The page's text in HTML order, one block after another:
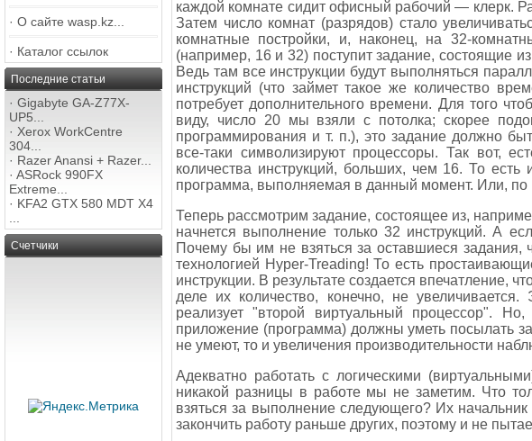
· О сайте wasp.kz...
· Каталог ссылок
Последние статьи
· Gigabyte GA-Z77X-
UP5...
· Xerox WorkCentre
304...
· Razer Anansi + Razer...
· ASRock 990FX
Extreme...
· KFA2 GTX 580 MDT X4
Счетчики
каждой комнате сидит офисный рабочий — клерк.
Затем число комнат (разрядов) стало
комнатные постройки, и, наконец, на 32-
(например, 16 и 32) поступит задание, состоящие
Ведь там все инструкции будут выполняться
инструкций (что займет такое же количество
потребует дополнительного времени. Для того
виду, число 20 мы взяли с потолка; скорее
программирования и т. п.), это задание должно
все-таки символизируют процессоры. Так вот,
количества инструкций, больших, чем 16. То
программа, выполняемая в данный момент. Или, по
Теперь рассмотрим задание, состоящее из,
начнется выполнение только 32 инструкций. А
Почему бы им не взяться за оставшиеся
технологией Hyper-Treading! То есть
инструкции. В результате создается впечатление,
деле их количество, конечно, не
реализует "второй виртуальный процессор".
приложение (программа) должны уметь посылать
не умеют, то и увеличения производительности
Адекватно работать с логическими
никакой разницы в работе мы не заметим. Что
взяться за выполнение следующего? Их
закончить работу раньше других, поэтому и не